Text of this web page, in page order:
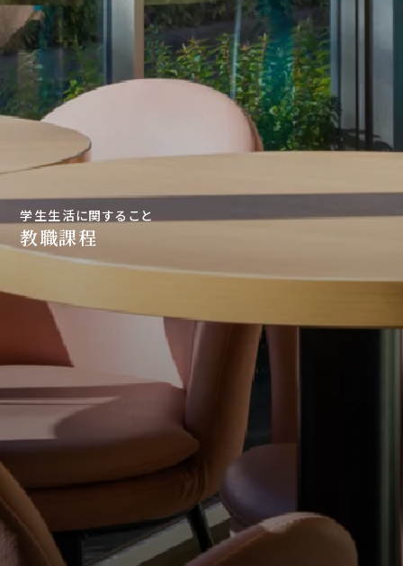
学生生活に関すること
教職課程